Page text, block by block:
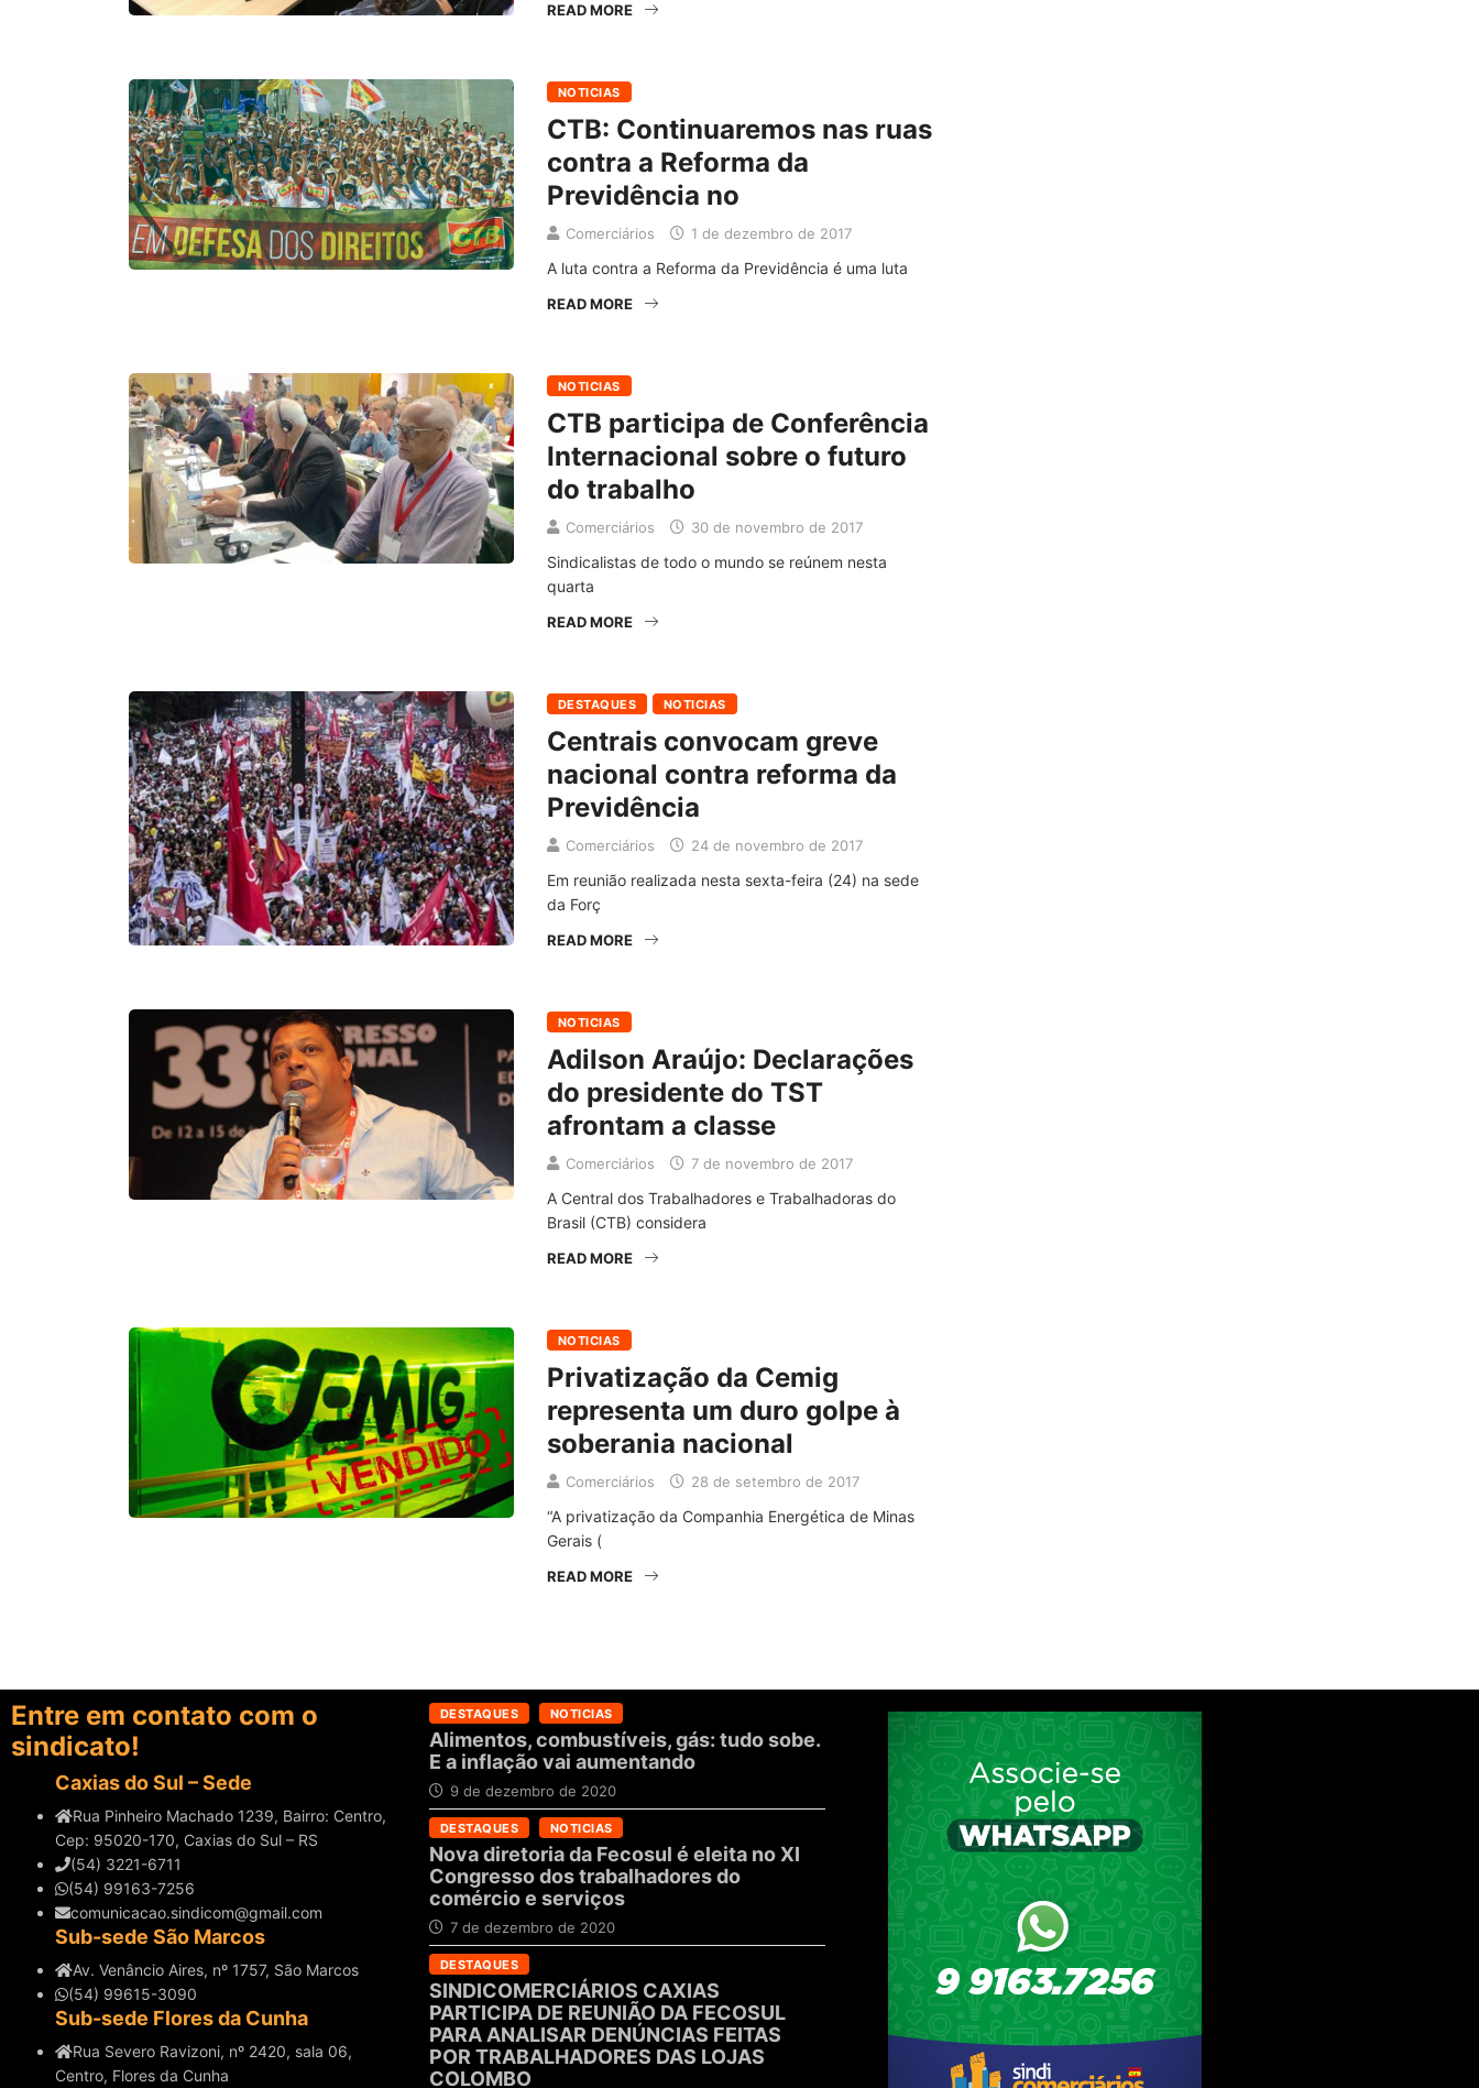
READ MORE
NOTICIAS
CTB: Continuaremos nas ruas
contra a Reforma da
Previdência no
Comerciários 1 de dezembro de 2017
A luta contra a Reforma da Previdência é uma luta
READ MORE
NOTICIAS
CTB participa de Conferência
Internacional sobre o futuro
do trabalho
Comerciários 30 de novembro de 2017
Sindicalistas de todo o mundo se reúnem nesta
quarta
READ MORE
DESTAQUES NOTICIAS
Centrais convocam greve
nacional contra reforma da
Previdência
Comerciários 24 de novembro de 2017
Em reunião realizada nesta sexta-feira (24) na sede
da Forç
READ MORE
NOTICIAS
Adilson Araújo: Declarações
do presidente do TST
afrontam a classe
Comerciários 7 de novembro de 2017
A Central dos Trabalhadores e Trabalhadoras do
Brasil (CTB) considera
READ MORE
NOTICIAS
Privatização da Cemig
representa um duro golpe à
soberania nacional
Comerciários 28 de setembro de 2017
“A privatização da Companhia Energética de Minas
Gerais (
READ MORE
Entre em contato com o
sindicato!
Caxias do Sul – Sede
Rua Pinheiro Machado 1239, Bairro: Centro,
Cep: 95020-170, Caxias do Sul – RS
(54) 3221-6711
(54) 99163-7256
comunicacao.sindicom@gmail.com
Sub-sede São Marcos
Av. Venâncio Aires, nº 1757, São Marcos
(54) 99615-3090
Sub-sede Flores da Cunha
Rua Severo Ravizoni, nº 2420, sala 06,
Centro, Flores da Cunha
DESTAQUES NOTICIAS
Alimentos, combustíveis, gás: tudo sobe.
E a inflação vai aumentando
9 de dezembro de 2020
DESTAQUES NOTICIAS
Nova diretoria da Fecosul é eleita no XI
Congresso dos trabalhadores do
comércio e serviços
7 de dezembro de 2020
DESTAQUES
SINDICOMERCIÁRIOS CAXIAS
PARTICIPA DE REUNIÃO DA FECOSUL
PARA ANALISAR DENÚNCIAS FEITAS
POR TRABALHADORES DAS LOJAS
COLOMBO